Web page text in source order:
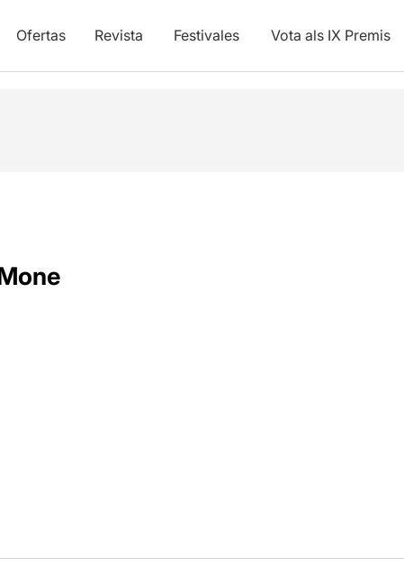
Ofertas Revista Festivales Vota als IX Premis